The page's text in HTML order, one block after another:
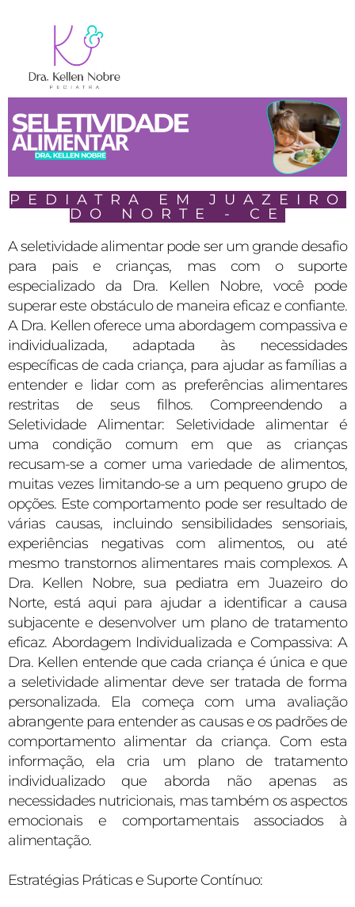
PEDIATRA EM JUAZEIRO
DO NORTE - CE
A seletividade alimentar pode ser um grande desafio
para pais e crianças, mas com o suporte
especializado da Dra. Kellen Nobre, você pode
superar este obstáculo de maneira eficaz e confiante.
A Dra. Kellen oferece uma abordagem compassiva e
individualizada, adaptada às necessidades
específicas de cada criança, para ajudar as famílias a
entender e lidar com as preferências alimentares
restritas de seus filhos. Compreendendo a
Seletividade Alimentar: Seletividade alimentar é
uma condição comum em que as crianças
recusam-se a comer uma variedade de alimentos,
muitas vezes limitando-se a um pequeno grupo de
opções. Este comportamento pode ser resultado de
várias causas, incluindo sensibilidades sensoriais,
experiências negativas com alimentos, ou até
mesmo transtornos alimentares mais complexos. A
Dra. Kellen Nobre, sua pediatra em Juazeiro do
Norte, está aqui para ajudar a identificar a causa
subjacente e desenvolver um plano de tratamento
eficaz. Abordagem Individualizada e Compassiva: A
Dra. Kellen entende que cada criança é única e que
a seletividade alimentar deve ser tratada de forma
personalizada. Ela começa com uma avaliação
abrangente para entender as causas e os padrões de
comportamento alimentar da criança. Com esta
informação, ela cria um plano de tratamento
individualizado que aborda não apenas as
necessidades nutricionais, mas também os aspectos
emocionais e comportamentais associados à
alimentação.
Estratégias Práticas e Suporte Contínuo: